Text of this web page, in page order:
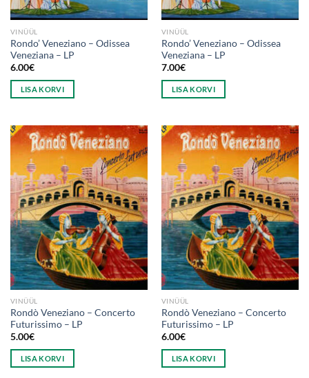
VINÜÜL
Rondo’ Veneziano ‎– Odissea
Veneziana – LP
6.00€
LISA KORVI
VINÜÜL
Rondo’ Veneziano ‎– Odissea
Veneziana – LP
7.00€
LISA KORVI
VINÜÜL
Rondò Veneziano ‎– Concerto
Futurissimo – LP
5.00€
LISA KORVI
VINÜÜL
Rondò Veneziano ‎– Concerto
Futurissimo – LP
6.00€
LISA KORVI